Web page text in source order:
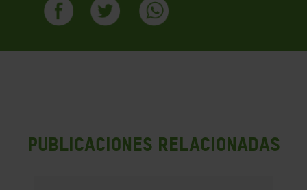
PUBLICACIONES RELACIONADAS